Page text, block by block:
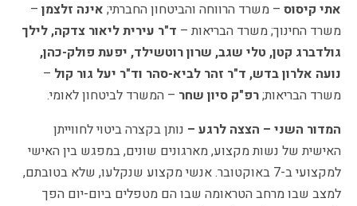
אתי קיסוס – משרד הרווחה והביטחון החברתי; אינה זלצמן –
משרד החינוך; משרד הבריאות – ד"ר עירית ליאור צדקה, לילך
גולדברג קטן, טלי שגב, שרון רוטשילד, יפעת פולק-כהן,
נועה אלרון בדש, ד"ר זהר לביא-סהר וד"ר יעל גור קול –
משרד הבריאות; רפ"ק סיון שחר – המשרד לביטחון לאומי.
המדור השני – הצצה לרגע – נותן בקצרה ביטוי לחווייתן
האישית של נשות מקצוע, מארגונים שונים, במפגש בין האישי
למקצועי ב-7 באוקטובר. אנשי מקצוע שנקלעו, שלא בטובתם,
למצב שבו מרחב הטראומה שבו הם מטפלים ביום-יום הפך